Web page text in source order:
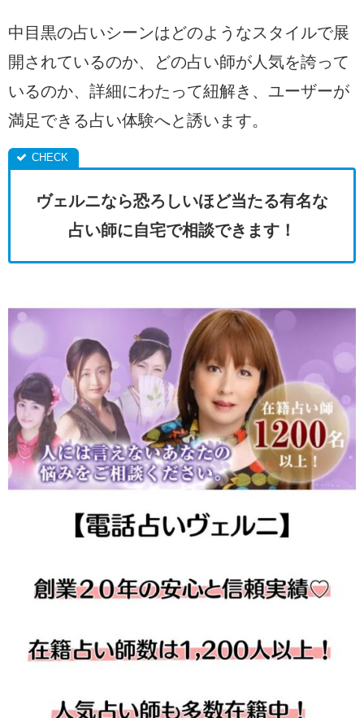
中目黒の占いシーンはどのようなスタイルで展
開されているのか、どの占い師が人気を誇って
いるのか、詳細にわたって紐解き、ユーザーが
満足できる占い体験へと誘います。
ヴェルニなら恐ろしいほど当たる有名な
占い師に自宅で相談できます！